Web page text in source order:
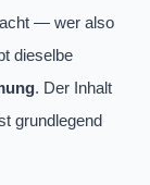
— wer also
dieselbe
. Der Inhalt
grundlegend